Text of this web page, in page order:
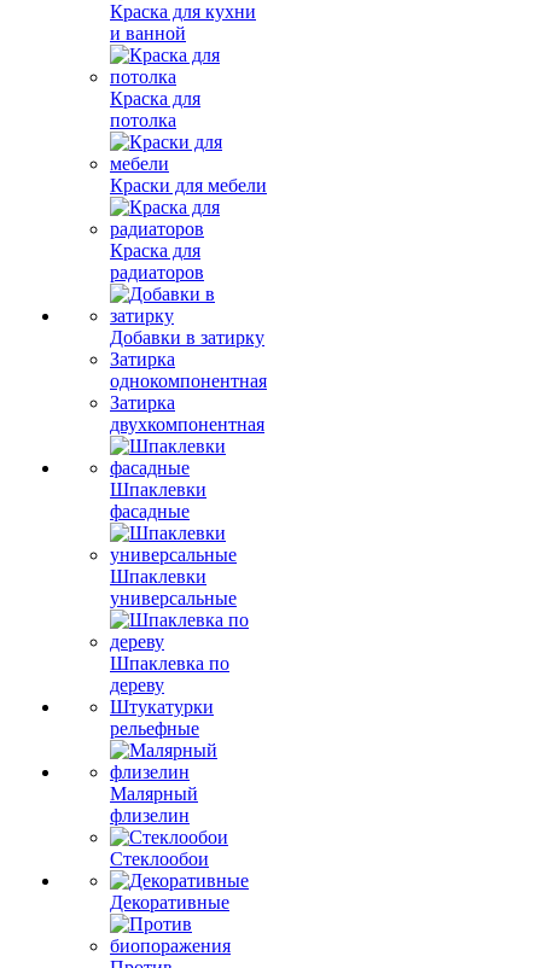
Краска для кухни
и ванной
Краска для
потолка
Краски для мебели
Краска для
радиаторов
Добавки в затирку
Затирка
однокомпонентная
Затирка
двухкомпонентная
Шпаклевки
фасадные
Шпаклевки
универсальные
Шпаклевка по
дереву
Штукатурки
рельефные
Малярный
флизелин
Стеклообои
Декоративные